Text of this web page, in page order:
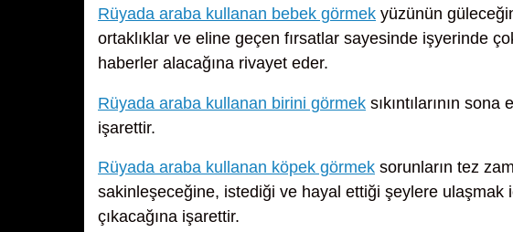
Rüyada araba kullanan bebek görmek yüzünün
ortaklıklar ve eline geçen fırsatlar sayesinde işyerinde
haberler alacağına rivayet eder.
Rüyada araba kullanan birini görmek sıkıntılarının
işarettir.
Rüyada araba kullanan köpek görmek sorunların tez
sakinleşeceğine, istediği ve hayal ettiği şeylere ulaşmak
çıkacağına işarettir.